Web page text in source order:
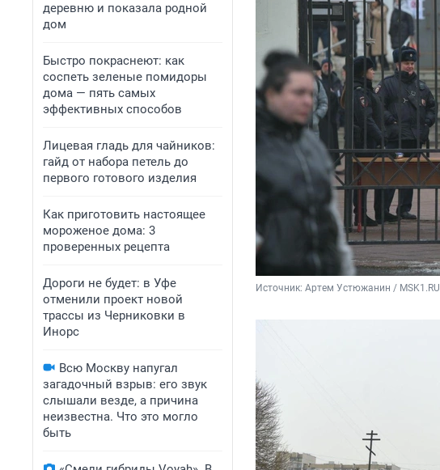
деревню и показала родной
дом
Быстро покраснеют: как
соспеть зеленые помидоры
дома — пять самых
эффективных способов
Лицевая гладь для чайников:
гайд от набора петель до
первого готового изделия
Как приготовить настоящее
мороженое дома: 3
проверенных рецепта
Дороги не будет: в Уфе
отменили проект новой
трассы из Черниковки в
Инорс
Всю Москву напугал
загадочный взрыв: его звук
слышали везде, а причина
неизвестна. Что это могло
быть
Источник: Артем Устюжанин / MSK1.RU